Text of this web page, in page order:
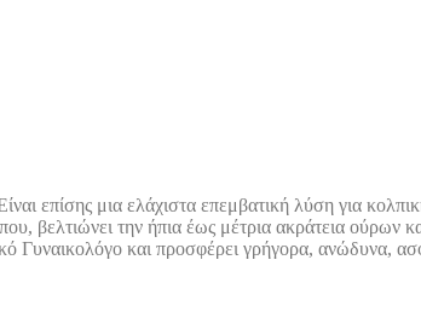
μια ελάχιστα επεμβατική λύση για
βελτιώνει την ήπια έως μέτρια ακράτεια ούρων
Γυναικολόγο και προσφέρει γρήγορα, ανώδυνα,